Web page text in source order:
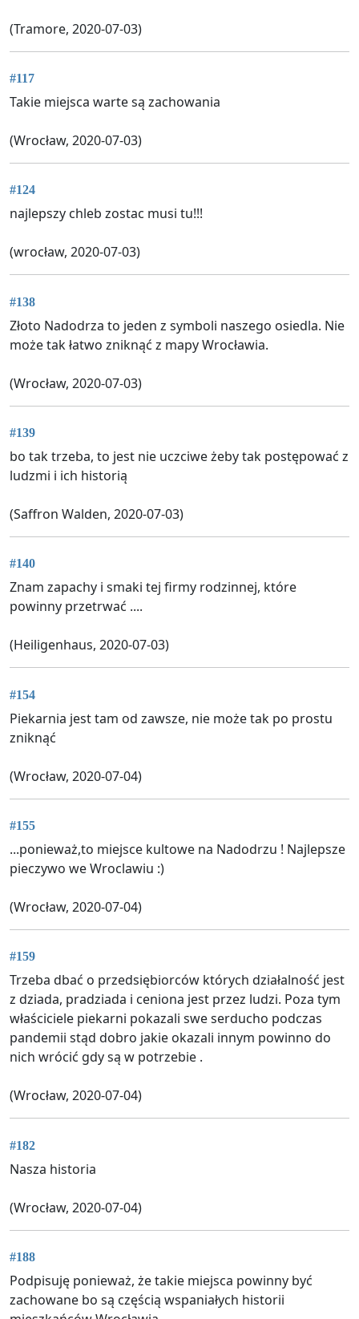
(Tramore, 2020-07-03)
#117
Takie miejsca warte są zachowania
(Wrocław, 2020-07-03)
#124
najlepszy chleb zostac musi tu!!!
(wrocław, 2020-07-03)
#138
Złoto Nadodrza to jeden z symboli naszego osiedla. Nie
może tak łatwo zniknąć z mapy Wrocławia.
(Wrocław, 2020-07-03)
#139
bo tak trzeba, to jest nie uczciwe żeby tak postępować z
ludzmi i ich historią
(Saffron Walden, 2020-07-03)
#140
Znam zapachy i smaki tej firmy rodzinnej, które
powinny przetrwać ....
(Heiligenhaus, 2020-07-03)
#154
Piekarnia jest tam od zawsze, nie może tak po prostu
zniknąć
(Wrocław, 2020-07-04)
#155
...ponieważ,to miejsce kultowe na Nadodrzu ! Najlepsze
pieczywo we Wroclawiu :)
(Wrocław, 2020-07-04)
#159
Trzeba dbać o przedsiębiorców których działalność jest
z dziada, pradziada i ceniona jest przez ludzi. Poza tym
właściciele piekarni pokazali swe serducho podczas
pandemii stąd dobro jakie okazali innym powinno do
nich wrócić gdy są w potrzebie .
(Wrocław, 2020-07-04)
#182
Nasza historia
(Wrocław, 2020-07-04)
#188
Podpisuję ponieważ, że takie miejsca powinny być
zachowane bo są częścią wspaniałych historii